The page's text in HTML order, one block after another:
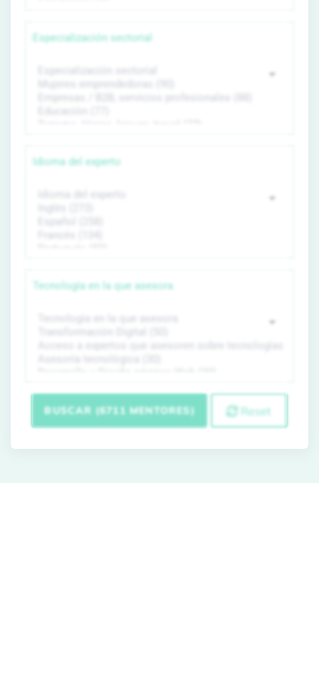
Especialización sectorial
Idioma del experto
Tecnología en la que asesora
BUSCAR (6711 MENTORES) Reset